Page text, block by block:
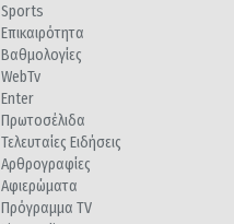
Sports
Επικαιρότητα
Βαθμολογίες
WebTv
Enter
Πρωτοσέλιδα
Τελευταίες Ειδήσεις
Αρθρογραφίες
Αφιερώματα
Πρόγραμμα TV